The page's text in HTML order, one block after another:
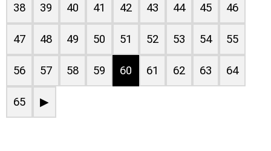
38 39 40 41 42 43 44 45 46
47 48 49 50 51 52 53 54 55
56 57 58 59 60 61 62 63 64
65 ▶